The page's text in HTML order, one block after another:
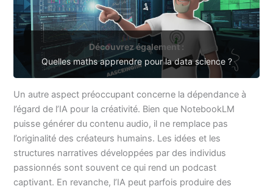
Découvrez également :
Quelles maths apprendre pour la data science ?
Un autre aspect préoccupant concerne la dépendance à
l’égard de l’IA pour la créativité. Bien que NotebookLM
puisse générer du contenu audio, il ne remplace pas
l’originalité des créateurs humains. Les idées et les
structures narratives développées par des individus
passionnés sont souvent ce qui rend un podcast
captivant. En revanche, l’IA peut parfois produire des